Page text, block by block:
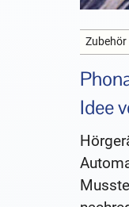
Zubehör
Idee